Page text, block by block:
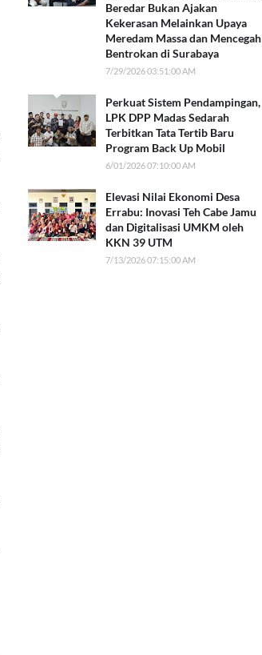
Beredar Bukan Ajakan
Kekerasan Melainkan Upaya
Meredam Massa dan Mencegah
Bentrokan di Surabaya
7/29/2026 03:51:00 AM
Perkuat Sistem Pendampingan,
LPK DPP Madas Sedarah
Terbitkan Tata Tertib Baru
Program Back Up Mobil
6/01/2026 07:10:00 AM
Elevasi Nilai Ekonomi Desa
Errabu: Inovasi Teh Cabe Jamu
dan Digitalisasi UMKM oleh
KKN 39 UTM
7/13/2026 07:15:00 AM